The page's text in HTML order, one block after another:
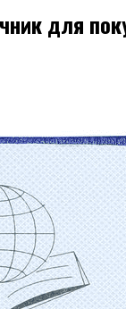
для